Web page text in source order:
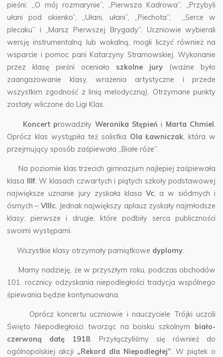
pieśni: „O mój rozmarynie”, „Pierwsza Kadrowa”, „Przybyli
ułani pod okienko”, „Ułani, ułani”, „Piechota”, „Serce w
plecaku” i „Marsz Pierwszej Brygady”. Uczniowie wybierali
wersję instrumentalną lub wokalną, mogli liczyć również na
wsparcie i pomoc pani Katarzyny Stramowskiej. Wykonanie
przez klasę pieśni oceniało szkolne jury (ważne było
zaangażowanie klasy, wrażenia artystyczne i przede
wszystkim zgodność z linią melodyczną). Otrzymane punkty
zostały wliczone do Ligi Klas.
Koncert prowadziłyWeronika Stępień i Marta Chmiel.
Oprócz klas wystąpiła też solistka Ola Ławniczak, która w
przejmujący sposób zaśpiewała „Białe róże”.
Na poziomie klas trzecich gimnazjum najlepiej zaśpiewała
klasa IIIf. W klasach czwartych i piątych szkoły podstawowej
największe uznanie jury zyskała klasa Vc, a w siódmych i
ósmych –VIIIc. Jednak największy aplauz zyskały najmłodsze
klasy: pierwsze i drugie, które podbiły serca publiczności
swoimi występami.
Wszystkie klasy otrzymały pamiątkowe dyplomy
Mamy nadzieję, że w przyszłym roku, podczas obchodów
101. rocznicy odzyskania niepodległości tradycja wspólnego
śpiewania będzie kontynuowana.
Oprócz koncertu uczniowie i nauczyciele Trójki uczcili
Święto Niepodległości tworząc na boisku szkolnym biało-
czerwoną datę 1918. Przyłączyliśmy się również do
ogólnopolskiej akcji „Rekord dla Niepodległej”. W piątek o